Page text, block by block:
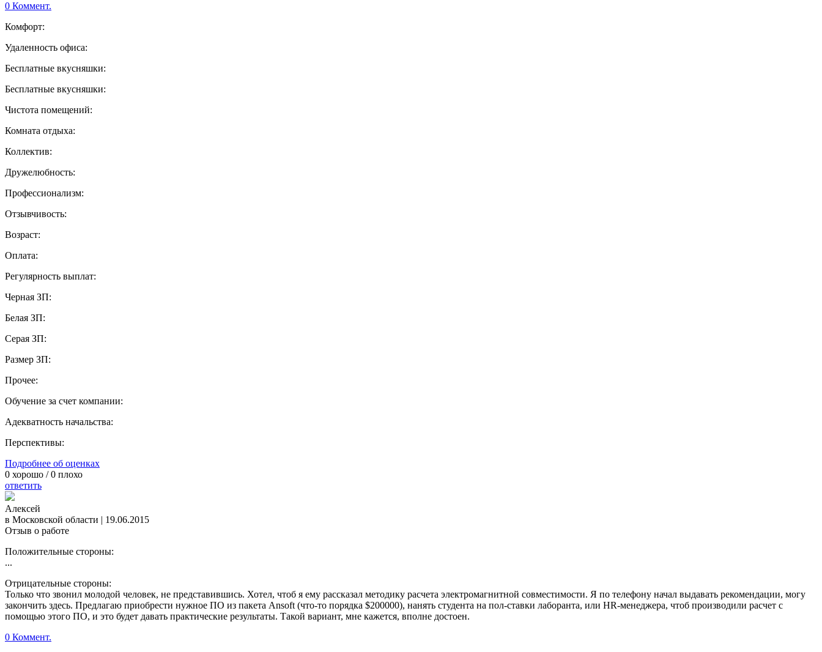
0 Коммент.
Комфорт:
Удаленность офиса:
Бесплатные вкусняшки:
Бесплатные вкусняшки:
Чистота помещений:
Комната отдыха:
Коллектив:
Дружелюбность:
Профессионализм:
Отзывчивость:
Возраст:
Оплата:
Регулярность выплат:
Черная ЗП:
Белая ЗП:
Серая ЗП:
Размер ЗП:
Прочее:
Обучение за счет компании:
Адекватность начальства:
Перспективы:
Подробнее об оценках
0 хорошо /0 плохо
ответить
Алексей
в Московской области | 19.06.2015
Отзыв о работе
Положительные стороны:
...
Отрицательные стороны:
Только что звонил молодой человек, не представившись. Хотел, чтоб я ему рассказал методику расчета электромагнитной совместимости. Я по телефону начал выдавать рекомендации, могу
закончить здесь. Предлагаю приобрести нужное ПО из пакета Ansoft (что-то порядка $200000), нанять студента на пол-ставки лаборанта, или HR-менеджера, чтоб производили расчет с
помощью этого ПО, и это будет давать практические результаты. Такой вариант, мне кажется, вполне достоен.
0 Коммент.